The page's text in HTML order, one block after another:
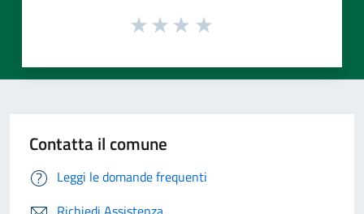
Contatta il comune
Leggi le domande frequenti